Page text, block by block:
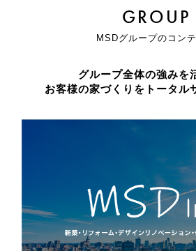
GROUP
MSDグループのコン
グループ全体の強みを
お客様の家づくりをトータル